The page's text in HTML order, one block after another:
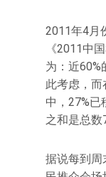
2011年4月
《2011中
为：近
此考虑，
中，27%已
之和是总数
据说每到周